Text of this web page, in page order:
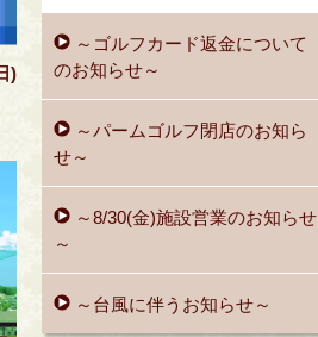
)
～ゴルフカード返金について
のお知らせ～
～パームゴルフ閉店のお知ら
せ～
～8/30(金)施設営業のお知らせ
～
～台風に伴うお知らせ～